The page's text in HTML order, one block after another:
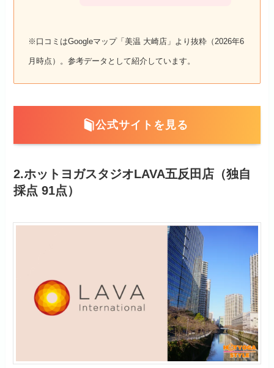
※口コミはGoogleマップ「美温 大崎店」より抜粋（2026年6
月時点）。参考データとして紹介しています。
公式サイトを見る
2.ホットヨガスタジオLAVA五反田店（独自
採点 91点）